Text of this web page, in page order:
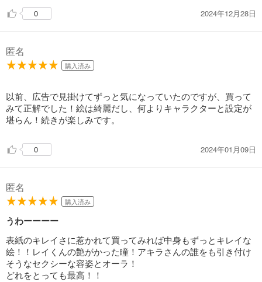
0
2024年12月28日
匿名
購入済み
以前、広告で見掛けてずっと気になっていたのですが、買って
みて正解でした！絵は綺麗だし、何よりキャラクターと設定が
堪らん！続きが楽しみです。
0 2024年01月09日
匿名
購入済み
うわーーーー
表紙のキレイさに惹かれて買ってみれば中身もずっとキレイな
絵！！レイくんの艶がかった瞳！アキラさんの誰をも引き付け
そうなセクシーな容姿とオーラ！
どれをとっても最高！！